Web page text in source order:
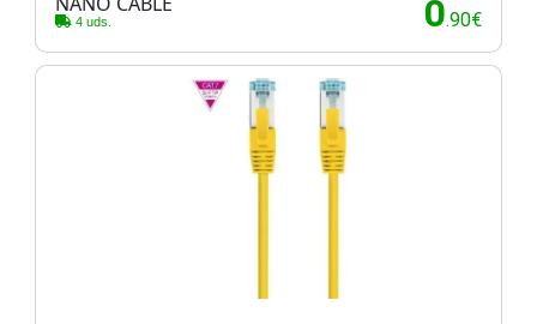
4 uds. 0.90€